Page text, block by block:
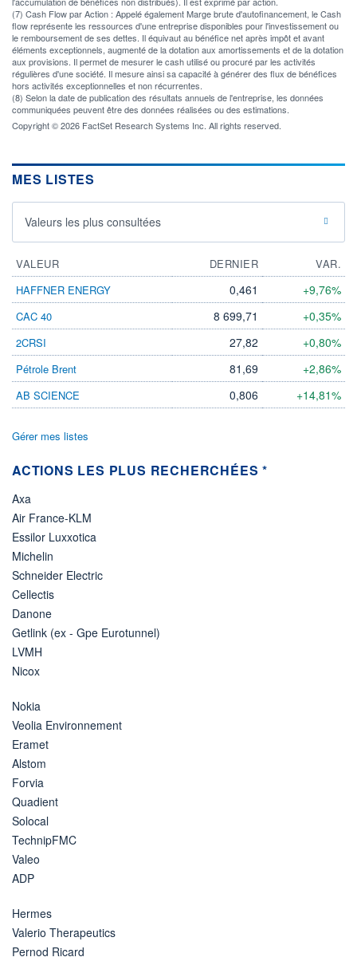
(7) Cash Flow par Action : Appelé également Marge brute d'autofinancement, le Cash
flow représente les ressources d'une entreprise disponibles pour l'investissement ou
le remboursement de ses dettes. Il équivaut au bénéfice net après impôt et avant
éléments exceptionnels, augmenté de la dotation aux amortissements et de la dotation
aux provisions. Il permet de mesurer le cash utilisé ou procuré par les activités
régulières d'une société. Il mesure ainsi sa capacité à générer des flux de bénéfices
hors activités exceptionnelles et non récurrentes.
(8) Selon la date de publication des résultats annuels de l'entreprise, les données
communiquées peuvent être des données réalisées ou des estimations.
Copyright © 2026 FactSet Research Systems Inc. All rights reserved.
MES LISTES
Valeurs les plus consultées
VALEUR DERNIER
VAR.
HAFFNER ENERGY
0,461 +9,76%
CAC 40 8 699,71 +0,35%
2CRSI 27,82 +0,80%
Pétrole Brent 81,69 +2,86%
AB SCIENCE 0,806 +14,81%
Gérer mes listes
ACTIONS LES PLUS RECHERCHÉES *
Axa
Air France-KLM
Essilor Luxxotica
Michelin
Schneider Electric
Cellectis
Danone
Getlink (ex - Gpe Eurotunnel)
LVMH
Nicox
Nokia
Veolia Environnement
Eramet
Alstom
Forvia
Quadient
Solocal
TechnipFMC
Valeo
ADP
Hermes
Valerio Therapeutics
Pernod Ricard